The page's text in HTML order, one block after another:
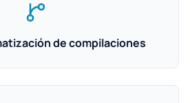
de compilaciones